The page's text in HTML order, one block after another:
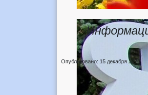
Опубликовано: 15 декабря 2020